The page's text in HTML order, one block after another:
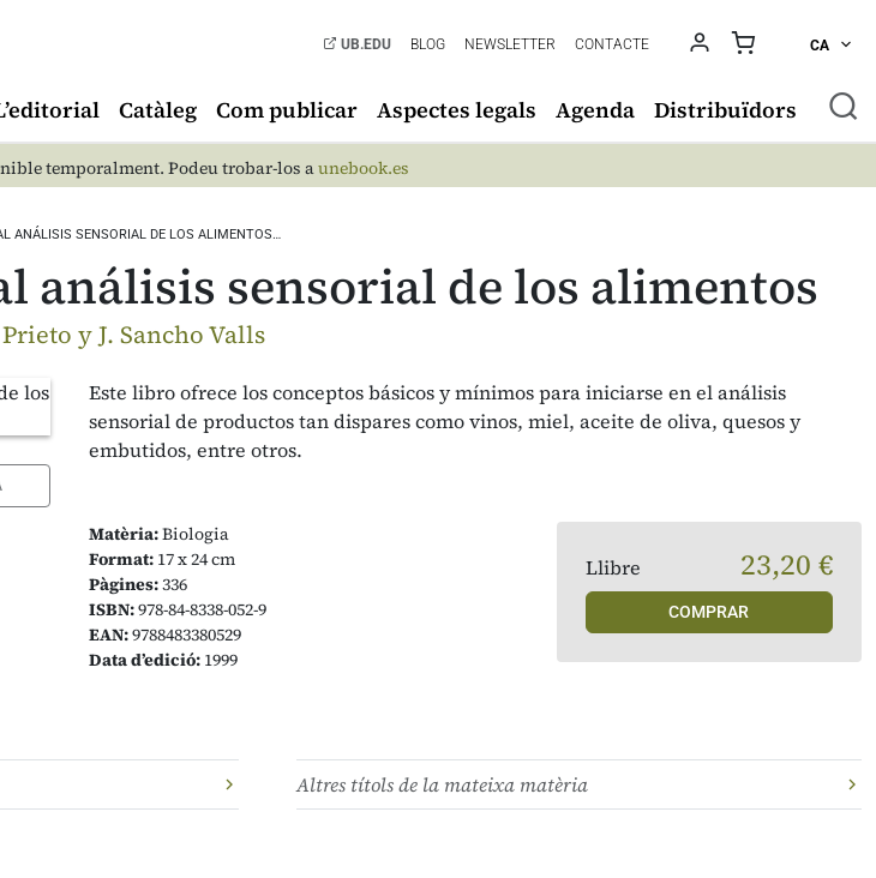
UB.EDU BLOG NEWSLETTER CONTACTE CA
Catàleg Com publicar Aspectes legals Agenda Distribuïdors
temporalment. Podeu trobar-los aunebook.es
ANÁLISIS SENSORIAL DE LOS ALIMENTOS…
análisis sensorial de los alimentos
y J. Sancho Valls
Este libro ofrece los conceptos básicos y mínimos para iniciarse en el análisis
sensorial de productos tan dispares como vinos, miel, aceite de oliva, quesos y
embutidos, entre otros.
Matèria:Biologia
Format: 17 x 24 cm
Pàgines:336
ISBN:978-84-8338-052-9
EAN:9788483380529
Data d’edició: 1999
Llibre 23,20 €
COMPRAR
Altres títols de la mateixa matèria